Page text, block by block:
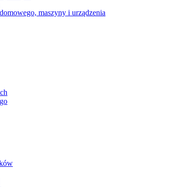
maszyny i urządzenia